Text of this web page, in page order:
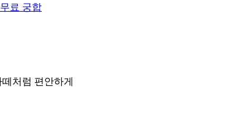
료 궁합
처럼 편안하게